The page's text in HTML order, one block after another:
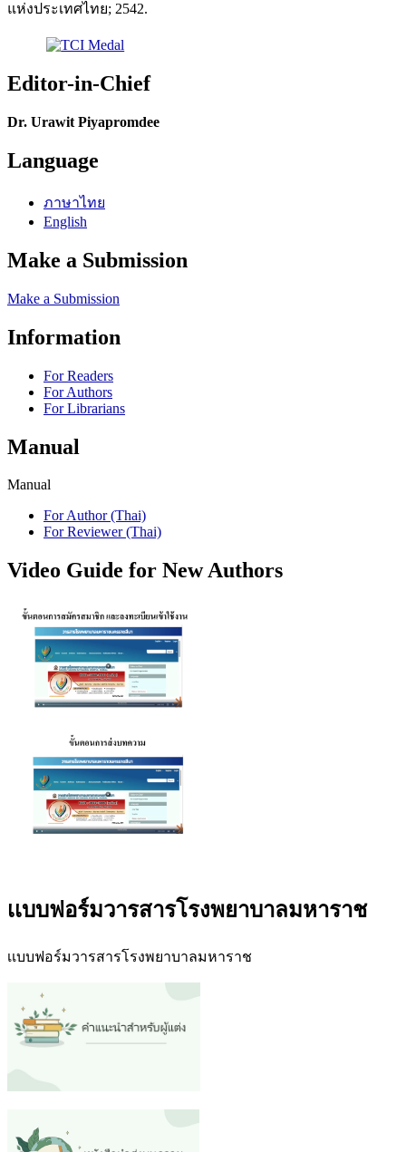
แห่งประเทศไทย; 2542.
Editor-in-Chief
Dr. Urawit Piyapromdee
Language
ภาษาไทย
English
Make a Submission
Make a Submission
Information
For Readers
For Authors
For Librarians
Manual
Manual
For Author (Thai)
For Reviewer (Thai)
Video Guide for New Authors
เเบบฟอร์มวารสารโรงพยาบาลมหาราช
เเบบฟอร์มวารสารโรงพยาบาลมหาราช